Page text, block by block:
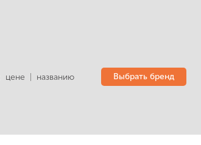
цене названию Выбрать бренд